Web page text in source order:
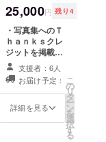
「ソラリーマン
写真」を撮影
し、撮影した
データをプレゼ
ントさせていた
だきます。
（データは、自
由にお使いいた
だけます）撮影
場所、時間は提
25,000円 残り4
・写真集へのＴ
ｈａｎｋｓクレ
ジットを掲載さ
せていただきま
す。 ・サイン付
き写真集をプレ
ゼントさせてい
ただきます。 ・
支援者：6人
お届け予定：
詳細を見る
こ
の
リ
タ
ー
ン
を
選
択
す
る